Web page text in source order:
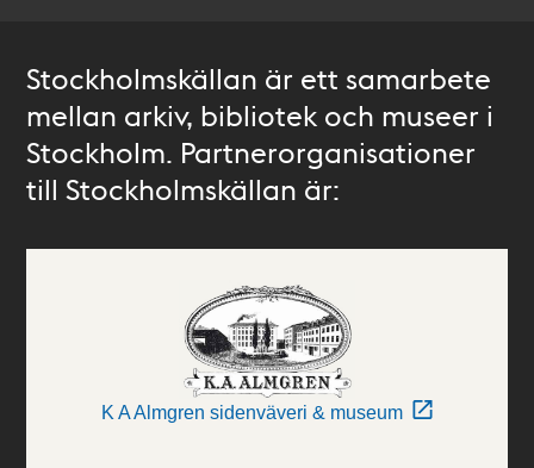
Stockholmskällan är ett samarbete
mellan arkiv, bibliotek och museer i
Stockholm. Partnerorganisationer
till Stockholmskällan är:
K A Almgren sidenväveri & museum